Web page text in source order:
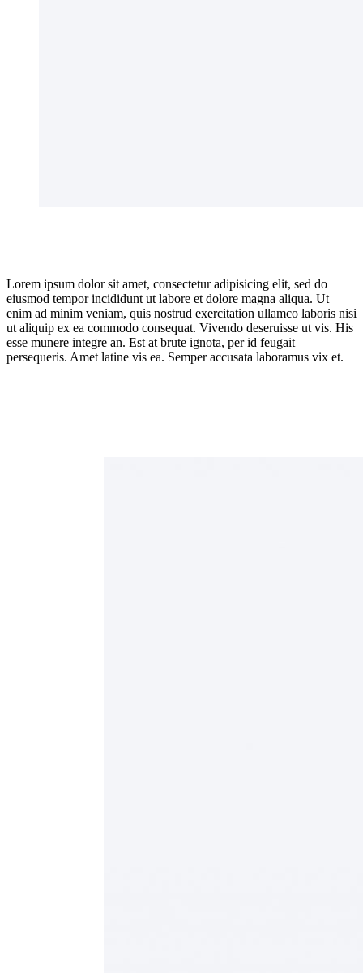
Lorem ipsum dolor sit amet, consectetur adipisicing elit, sed do
eiusmod tempor incididunt ut labore et dolore magna aliqua. Ut
enim ad minim veniam, quis nostrud exercitation ullamco laboris nisi
ut aliquip ex ea commodo consequat. Vivendo deseruisse ut vis. His
esse munere integre an. Est at brute ignota, per id feugait
persequeris. Amet latine vis ea. Semper accusata laboramus vix et.